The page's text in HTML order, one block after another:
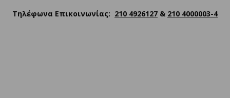
Τηλέφωνα Επικοινωνίας: 210 4926127 & 210 4000003-4